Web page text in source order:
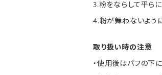
3.粉をならして平らに
4.粉が舞わないよう
取り扱い時の注意
・使用後はパフの下